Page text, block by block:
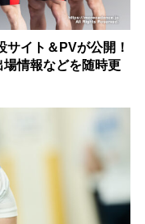
サイト＆PVが公開！
情報などを随時更